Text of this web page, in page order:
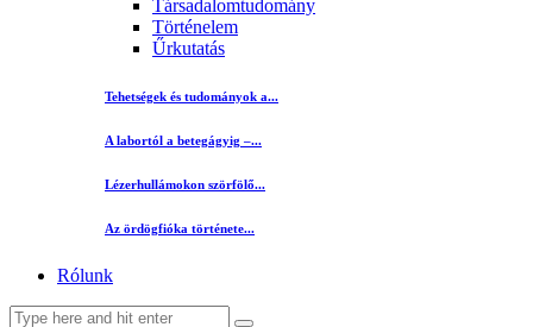
Társadalomtudomány
Történelem
Űrkutatás
Tehetségek és tudományok a...
A labortól a betegágyig –...
Lézerhullámokon szörfölő...
Az ördögfióka története...
Rólunk